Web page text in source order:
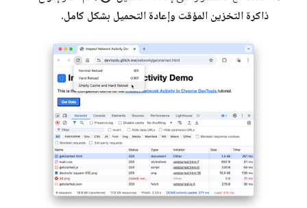
ذاكرة التخزين المؤقت وإعادة التحميل بشكل كامل.